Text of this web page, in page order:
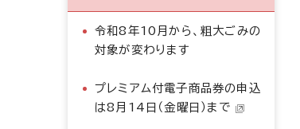
令和8年10月から、粗大ごみの
対象が変わります
プレミアム付電子商品券の申込
は8月14日（金曜日）まで